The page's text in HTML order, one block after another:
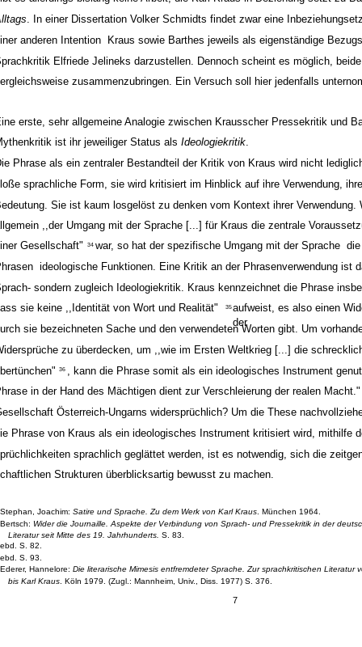
7
. In einer Dissertation Volker Schmidts findet zwar eine
anderen Intention ­ Kraus sowie Barthes jeweils als eigenständige
Elfriede Jelineks darzustellen. Dennoch scheint es möglich,
zusammenzubringen. Ein Versuch soll hier jedenfalls
erste, sehr allgemeine Analogie zwischen Krausscher Pressekritik und
ist ihr jeweiliger Status alsIdeologiekritik
Phrase als ein zentraler Bestandteil der Kritik von Kraus wird nicht
sprachliche Form, sie wird kritisiert im Hinblick auf ihre Verwendung,
Sie ist kaum losgelöst zu denken vom Kontext ihrer Verwendung.
,,der Umgang mit der Sprache [...] für Kraus die zentrale
Gesellschaft"
34 war, so hat der spezifische Umgang mit der Sprache
ideologische Funktionen. Eine Kritik an der Phrasenverwendung ist
sondern zugleich Ideologiekritik. Kraus kennzeichnet die Phrase
sie keine ,,Identität von Wort und Realität"
35aufweist, es also einen
der
sie bezeichneten Sache und den verwendeten Worten gibt. Um
zu überdecken, um ,,wie im Ersten Weltkrieg [...] die
36
, kann die Phrase somit als ein ideologisches Instrument
in der Hand des Mächtigen dient zur Verschleierung der realen Macht."
Österreich-Ungarns widersprüchlich? Um die These
Phrase von Kraus als ein ideologisches Instrument kritisiert wird, mithilfe
sprachlich geglättet werden, ist es notwendig, sich die
Strukturen überblicksartig bewusst zu machen.
Stephan, Joachim:Satire und Sprache. Zu dem Werk von Karl Kraus . München 1964.
Bertsch:Wider die Journaille. Aspekte der Verbindung von Sprach- und Pressekritik in der
Literatur seit Mitte des 19. Jahrhunderts. S. 83.
ebd. S. 82.
ebd. S. 93.
Ederer, Hannelore:Die literarische Mimesis entfremdeter Sprache. Zur sprachkritischen Literatur
bis Karl Kraus. Köln 1979. (Zugl.: Mannheim, Univ., Diss. 1977) S. 376.